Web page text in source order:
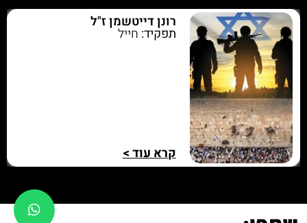
רונן דייטשמן ז"ל
תפקיד: חייל
קרא עוד >